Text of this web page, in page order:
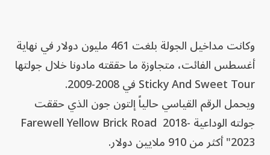
وكانت مداخيل الجولة بلغت 461 مليون دولار في نهاية
أغسطس الفائت، متجاوزة ما حققته مادونا خلال جولتها
Sticky And Sweet Tour في 2008-2009.
ويحمل الرقم القياسي حالياً إلتون جون الذي حققت
جولته الوداعية Farewell Yellow Brick Road 2018-
2023" أكثر من 910 ملايين دولار.